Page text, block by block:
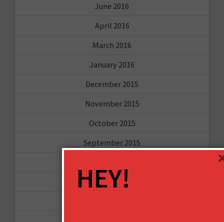
June 2016
April 2016
March 2016
January 2016
December 2015
November 2015
October 2015
September 2015
January 2015
HEY!